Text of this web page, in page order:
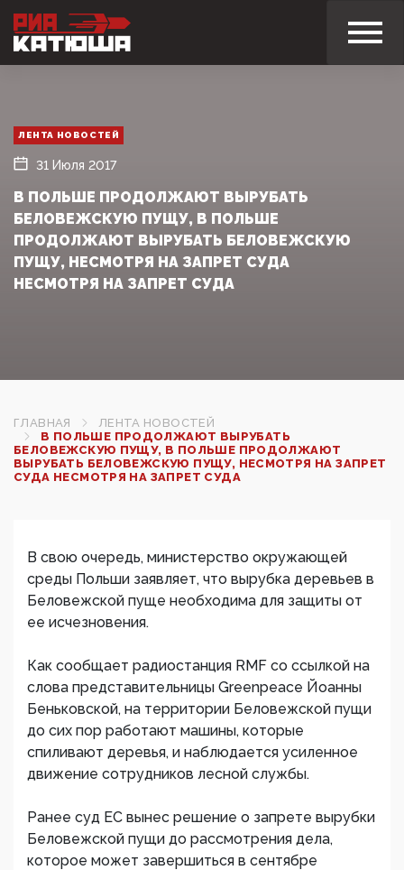
ЛЕНТА НОВОСТЕЙ
31 Июля 2017
В ПОЛЬШЕ ПРОДОЛЖАЮТ ВЫРУБАТЬ
БЕЛОВЕЖСКУЮ ПУЩУ, В ПОЛЬШЕ
ПРОДОЛЖАЮТ ВЫРУБАТЬ БЕЛОВЕЖСКУЮ
ПУЩУ, НЕСМОТРЯ НА ЗАПРЕТ СУДА‍
НЕСМОТРЯ НА ЗАПРЕТ СУДА‍
ГЛАВНАЯ
ЛЕНТА НОВОСТЕЙ
В ПОЛЬШЕ ПРОДОЛЖАЮТ ВЫРУБАТЬ
БЕЛОВЕЖСКУЮ ПУЩУ, В ПОЛЬШЕ ПРОДОЛЖАЮТ
ВЫРУБАТЬ БЕЛОВЕЖСКУЮ ПУЩУ, НЕСМОТРЯ НА ЗАПРЕТ
СУДА‍ НЕСМОТРЯ НА ЗАПРЕТ СУДА‍
В свою очередь, министерство окружающей
среды Польши заявляет, что вырубка деревьев в
Беловежской пуще необходима для защиты от
ее исчезновения.
Как сообщает радиостанция RMF со ссылкой на
слова представительницы Greenpeace Йоанны
Беньковской, на территории Беловежской пущи
до сих пор работают машины, которые
спиливают деревья, и наблюдается усиленное
движение сотрудников лесной службы.
Ранее суд ЕС вынес решение о запрете вырубки
Беловежской пущи до рассмотрения дела,
которое может завершиться в сентябре